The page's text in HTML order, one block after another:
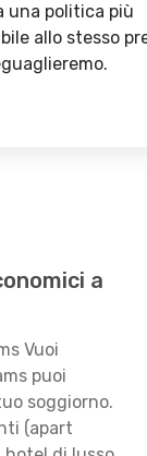
una politica più
allo stesso
a
Vuoi
puoi
soggiorno.
(apart